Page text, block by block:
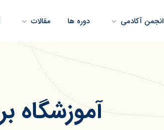
انجمن آکادمی دوره ها مقالات
آموزشگاه